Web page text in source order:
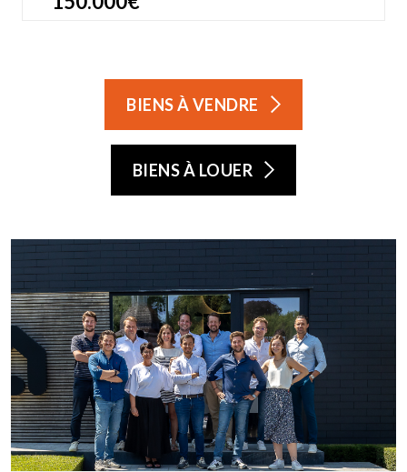
BIENS À VENDRE
BIENS À LOUER